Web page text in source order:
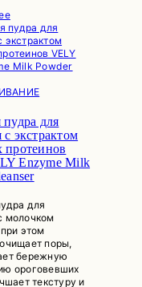
для
экстрактом
Enzyme Milk
для
молочком
этом
поры,
бережную
ороговевших
текстуру и